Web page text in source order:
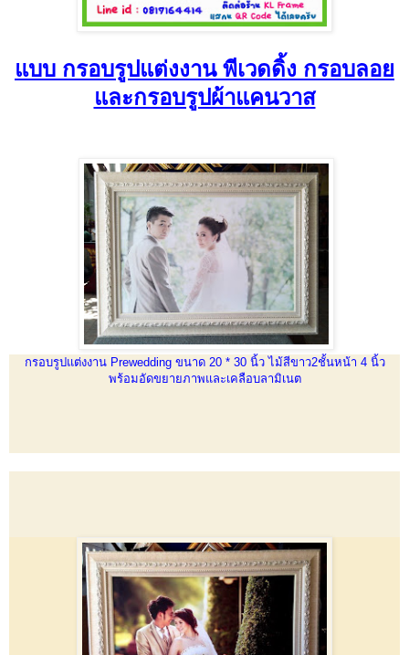
แบบ กรอบรูปแต่งงาน พีเวดดิ้ง กรอบลอย
และกรอบรูปผ้าแคนวาส
กรอบรูปแต่งงาน Prewedding ขนาด 20 * 30 นิ้ว ไม้สีขาว2ชั้นหน้า 4 นิ้ว
พร้อมอัดขยายภาพและเคลือบลามิเนต